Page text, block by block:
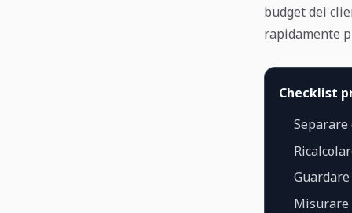
budget dei
rapidamente
Checklist
Misurare